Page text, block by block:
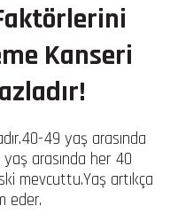
Kanseri
49 yaş arasında
arasında her 40
mevcuttu.Yaş artıkça
eder.